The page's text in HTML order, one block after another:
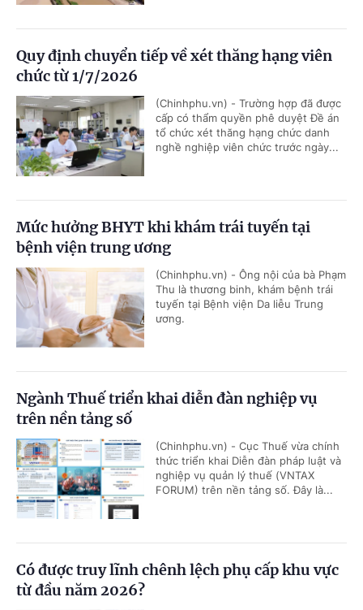
Quy định chuyển tiếp về xét thăng hạng viên
chức từ 1/7/2026
(Chinhphu.vn) - Trường hợp đã được
cấp có thẩm quyền phê duyệt Đề án
tổ chức xét thăng hạng chức danh
nghề nghiệp viên chức trước ngày...
Mức hưởng BHYT khi khám trái tuyến tại
bệnh viện trung ương
(Chinhphu.vn) - Ông nội của bà Phạm
Thu là thương binh, khám bệnh trái
tuyến tại Bệnh viện Da liễu Trung
ương.
Ngành Thuế triển khai diễn đàn nghiệp vụ
trên nền tảng số
(Chinhphu.vn) - Cục Thuế vừa chính
thức triển khai Diễn đàn pháp luật và
nghiệp vụ quản lý thuế (VNTAX
FORUM) trên nền tảng số. Đây là...
Có được truy lĩnh chênh lệch phụ cấp khu vực
từ đầu năm 2026?